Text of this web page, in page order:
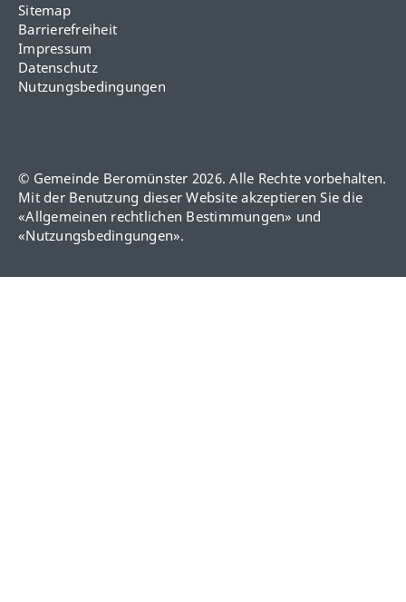
Sitemap
Barrierefreiheit
Impressum
Datenschutz
Nutzungsbedingungen
© Gemeinde Beromünster 2026. Alle Rechte vorbehalten.
Mit der Benutzung dieser Website akzeptieren Sie die
«Allgemeinen rechtlichen Bestimmungen» und
«Nutzungsbedingungen».